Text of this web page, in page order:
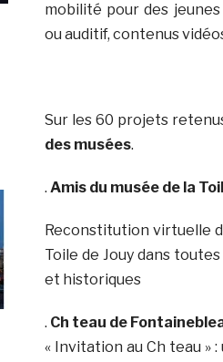
mobilité pour des
ou auditif, contenus
Sur les 60 projets
des musées.
. Amis du musée de la
Reconstitution virtuelle
Toile de Jouy dans
et historiques
. Ch teau de
« Invitation au Ch teau »